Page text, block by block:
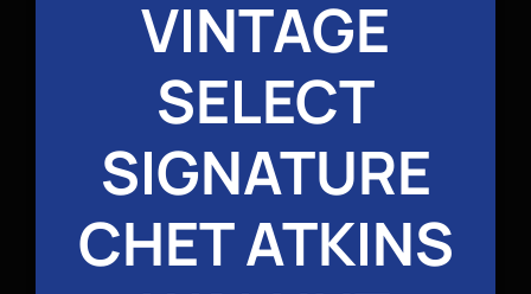
VINTAGE
SELECT
SIGNATURE
CHET ATKINS